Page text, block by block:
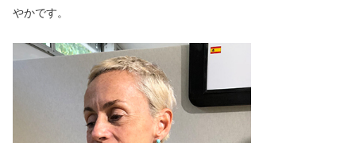
やかです。